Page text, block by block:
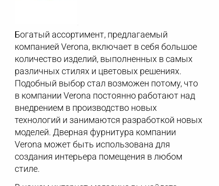
Богатый ассортимент, предлагаемый
компанией Verona, включает в себя большое
количество изделий, выполненных в самых
различных стилях и цветовых решениях.
Подобный выбор стал возможен потому, что
в компании Verona постоянно работают над
внедрением в производство новых
технологий и занимаются разработкой новых
моделей. Дверная фурнитура компании
Verona может быть использована для
создания интерьера помещения в любом
стиле.